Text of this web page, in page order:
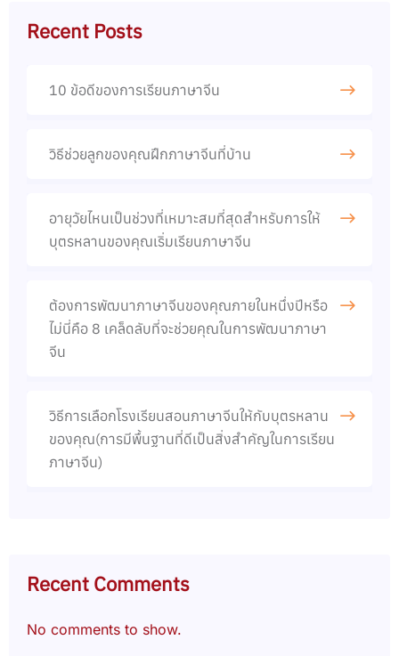
Recent Posts
10 ข้อดีของการเรียนภาษาจีน​
วิธีช่วยลูกของคุณฝึกภาษาจีนที่บ้าน​
อายุวัยไหนเป็นช่วงที่เหมาะสมที่สุดสำหรับการให้
บุตรหลานของคุณเริ่มเรียนภาษาจีน
ต้องการพัฒนาภาษาจีนของคุณภายในหนึ่งปีหรือ
ไม่นี่คือ 8 เคล็ดลับที่จะช่วยคุณในการพัฒนาภาษา
จีน​
วิธีการเลือกโรงเรียนสอนภาษาจีนให้กับบุตรหลาน
ของคุณ(การมีพื้นฐานที่ดีเป็นสิ่งสำคัญในการเรียน
ภาษาจีน)
Recent Comments
No comments to show.